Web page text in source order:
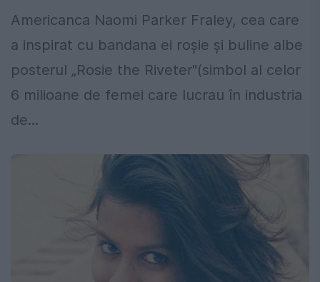
Americanca Naomi Parker Fraley, cea care
a inspirat cu bandana ei roşie şi buline albe
posterul „Rosie the Riveter"(simbol al celor
6 milioane de femei care lucrau în industria
de...